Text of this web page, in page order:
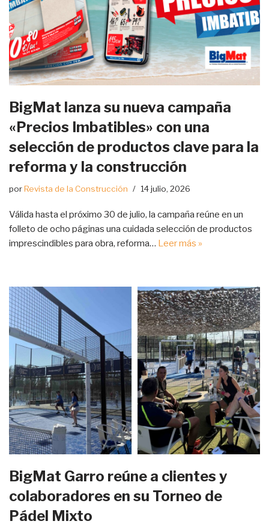
BigMat lanza su nueva campaña
«Precios Imbatibles» con una
selección de productos clave para la
reforma y la construcción
porRevista de la Construcción 14 julio, 2026
Válida hasta el próximo 30 de julio, la campaña reúne en un
folleto de ocho páginas una cuidada selección de productos
imprescindibles para obra, reforma… Leer más »
BigMat Garro reúne a clientes y
colaboradores en su Torneo de
Pádel Mixto